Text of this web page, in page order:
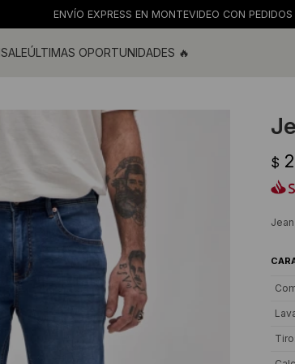
ENVÍO EXPRESS EN MONTEVIDEO CON
y blusas
SALEÚLTIMAS OPORTUNIDADES 🔥
$
Tiro